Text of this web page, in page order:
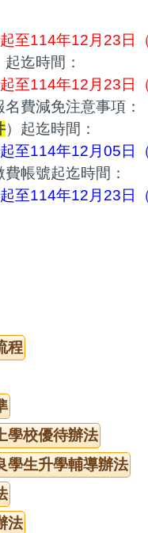
至114年12月23日
起迄時間：
至114年12月23日
費減免注意事項：
）起迄時間：
至114年12月05日
帳號起迄時間：
至114年12月23日
程
學校優待辦法
學生升學輔導辦法
法